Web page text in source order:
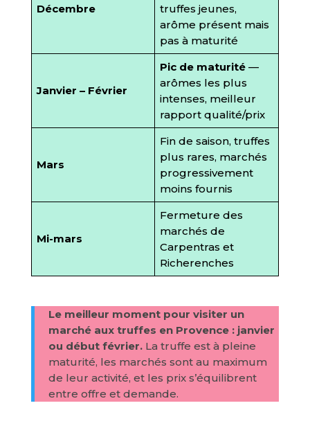
Décembre
truffes jeunes,
arôme présent mais
pas à maturité
Janvier – Février
Pic de maturité —
arômes les plus
intenses, meilleur
rapport qualité/prix
Mars
Fin de saison, truffes
plus rares, marchés
progressivement
moins fournis
Mi-mars
Fermeture des
marchés de
Carpentras et
Richerenches
Le meilleur moment pour visiter un
marché aux truffes en Provence : janvier
ou début février.La truffe est à pleine
maturité, les marchés sont au maximum
de leur activité, et les prix s’équilibrent
entre offre et demande.